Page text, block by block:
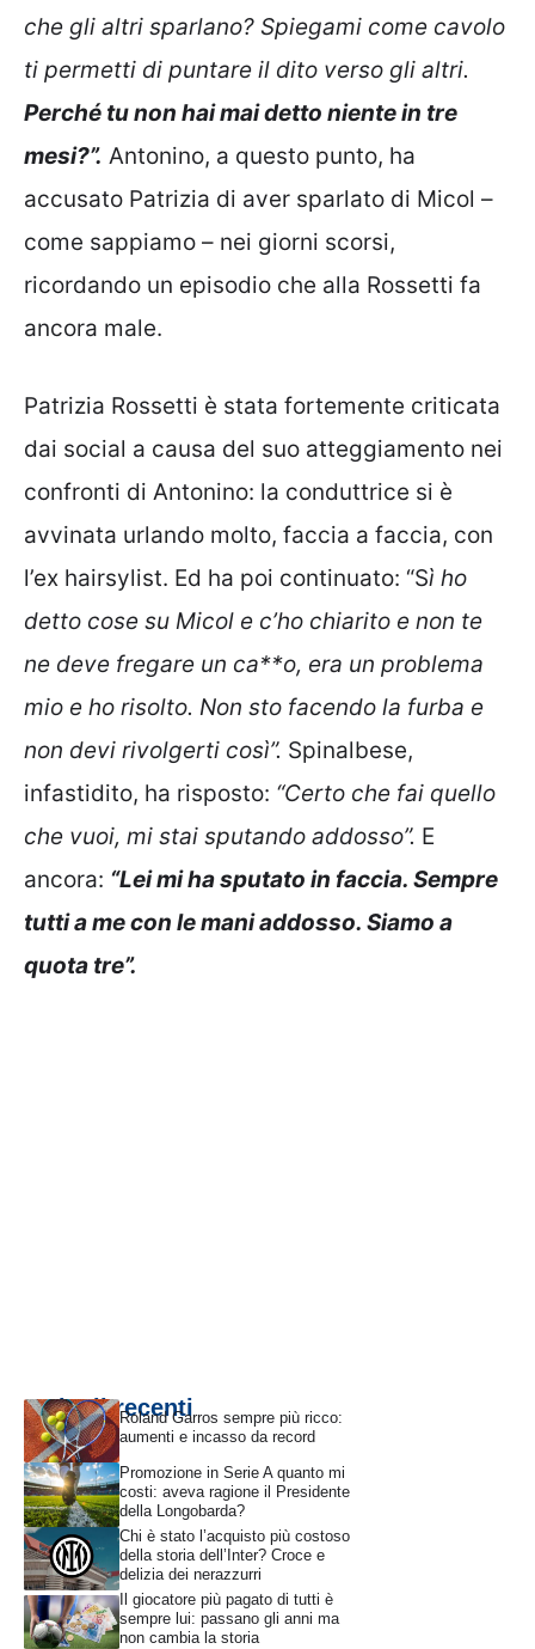
che gli altri sparlano? Spiegami come cavolo
ti permetti di puntare il dito verso gli altri.
Perché tu non hai mai detto niente in tre
mesi?”. Antonino, a questo punto, ha
accusato Patrizia di aver sparlato di Micol –
come sappiamo – nei giorni scorsi,
ricordando un episodio che alla Rossetti fa
ancora male.
Patrizia Rossetti è stata fortemente criticata
dai social a causa del suo atteggiamento nei
confronti di Antonino: la conduttrice si è
avvinata urlando molto, faccia a faccia, con
l’ex hairsylist. Ed ha poi continuato: “Sì ho
detto cose su Micol e c’ho chiarito e non te
ne deve fregare un ca**o, era un problema
mio e ho risolto. Non sto facendo la furba e
non devi rivolgerti così”. Spinalbese,
infastidito, ha risposto: “Certo che fai quello
che vuoi, mi stai sputando addosso”. E
ancora: “Lei mi ha sputato in faccia. Sempre
tutti a me con le mani addosso. Siamo a
quota tre”.
Articoli recentiRoland Garros sempre più ricco:
aumenti e incasso da record
Promozione in Serie A quanto mi
costi: aveva ragione il Presidente
della Longobarda?
Chi è stato l’acquisto più costoso
della storia dell’Inter? Croce e
delizia dei nerazzurri
Il giocatore più pagato di tutti è
sempre lui: passano gli anni ma
non cambia la storia